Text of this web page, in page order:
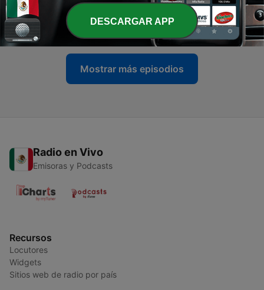
39072 - Las noticias de Cantabria, 10:03 (06/08/2026)
06 ago. 2026
Mostrar más episodios
Radio en Vivo
Emisoras y Podcasts
Recursos
Locutores
Widgets
Sitios web de radio por país
DESCARGAR APP